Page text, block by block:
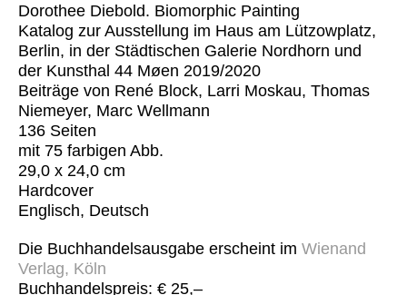
Dorothee Diebold. Biomorphic Painting
Katalog zur Ausstellung im Haus am Lützowplatz,
Berlin, in der Städtischen Galerie Nordhorn und
der Kunsthal 44 Møen 2019/2020
Beiträge von René Block, Larri Moskau, Thomas
Niemeyer, Marc Wellmann
136 Seiten
mit 75 farbigen Abb.
29,0 x 24,0 cm
Hardcover
Englisch, Deutsch
Die Buchhandelsausgabe erscheint im Wienand
Verlag, Köln
Buchhandelspreis: € 25,–